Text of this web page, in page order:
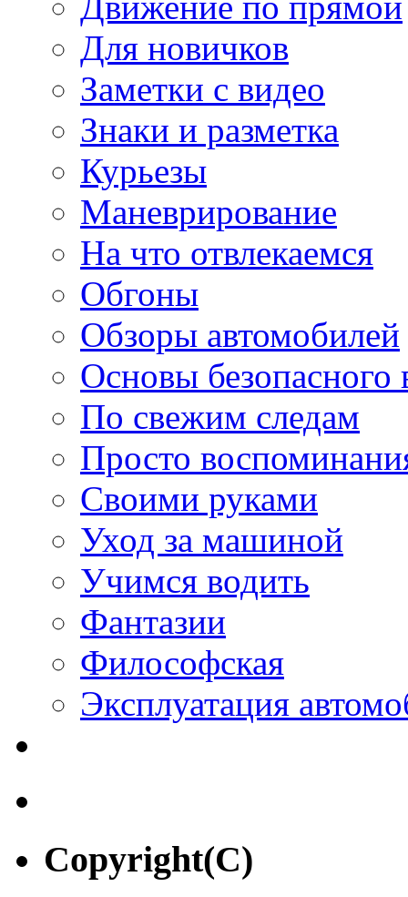
Для новичков
Заметки с видео
Знаки и разметка
Курьезы
Маневрирование
На что отвлекаемся
Обгоны
Обзоры автомобилей
Основы безопасного
По свежим следам
Просто
Своими руками
Уход за машиной
Учимся водить
Фантазии
Философская
Эксплуатация
Copyright(C)